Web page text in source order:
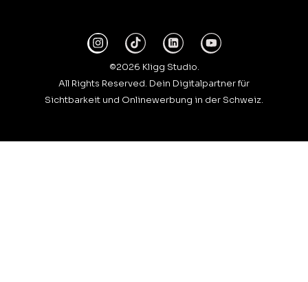
©2026 Kligg Studio.
All Rights Reserved. Dein Digitalpartner für
Sichtbarkeit und Onlinewerbung in der Schweiz.